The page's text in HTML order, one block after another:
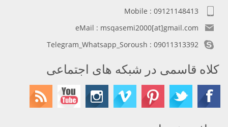
Mobile : 09121148413
eMail : msqasemi2000[at]gmail.com
Telegram_Whatsapp_Soroush : 09011313392
کلاه قاسمی در شبکه های اجتماعی